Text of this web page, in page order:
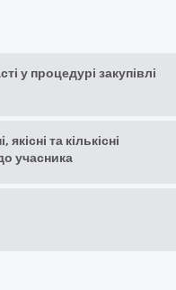
у процедурі закупівлі
та кількісні
учасника